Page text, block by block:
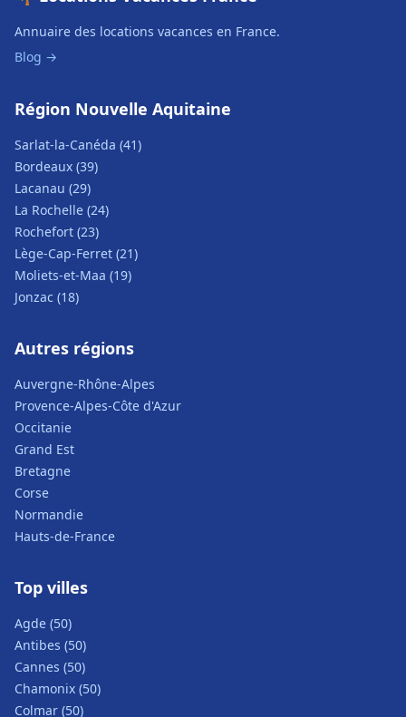
Annuaire des locations vacances en France.
Blog →
Région Nouvelle Aquitaine
Sarlat-la-Canéda (41)
Bordeaux (39)
Lacanau (29)
La Rochelle (24)
Rochefort (23)
Lège-Cap-Ferret (21)
Moliets-et-Maa (19)
Jonzac (18)
Autres régions
Auvergne-Rhône-Alpes
Provence-Alpes-Côte d'Azur
Occitanie
Grand Est
Bretagne
Corse
Normandie
Hauts-de-France
Top villes
Agde (50)
Antibes (50)
Cannes (50)
Chamonix (50)
Colmar (50)